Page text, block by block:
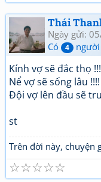
Thái
Ngày gửi:
Có
4
Kính vợ sẽ đắc thọ
Nể vợ sẽ sống lâu !!!!
Đội vợ lên đầu sẽ
st
Trên đời này, chuyện
☆
☆
☆
☆
☆